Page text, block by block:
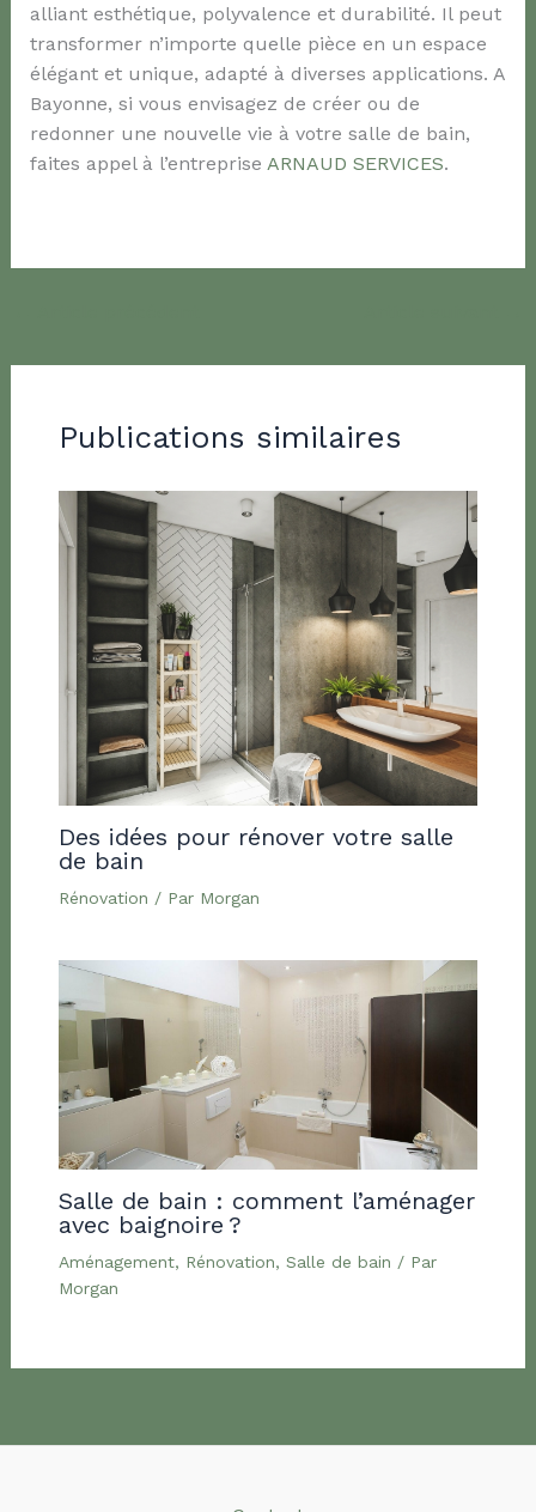
alliant esthétique, polyvalence et durabilité. Il peut
transformer n’importe quelle pièce en un espace
élégant et unique, adapté à diverses applications. A
Bayonne, si vous envisagez de créer ou de
redonner une nouvelle vie à votre salle de bain,
faites appel à l’entreprise ARNAUD SERVICES.
Publications similaires
Des idées pour rénover votre salle
de bain
Rénovation / Par Morgan
Salle de bain : comment l’aménager
avec baignoire ?
Aménagement, Rénovation, Salle de bain / Par
Morgan